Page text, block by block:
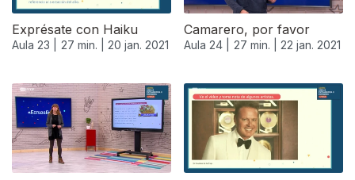
Exprésate con Haiku
Aula 23 | 27 min. | 20 jan. 2021
Camarero, por favor
Aula 24 | 27 min. | 22 jan. 2021